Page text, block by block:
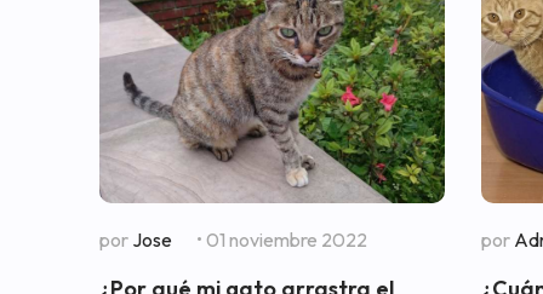
por Jose • 01 noviembre 2022 por